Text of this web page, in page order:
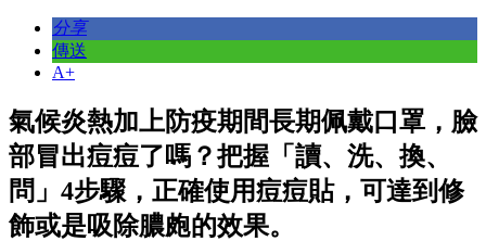
分享
傳送
A+
氣候炎熱加上防疫期間長期佩戴口罩，臉
部冒出痘痘了嗎？把握「讀、洗、換、
問」4步驟，正確使用痘痘貼，可達到修
飾或是吸除膿皰的效果。